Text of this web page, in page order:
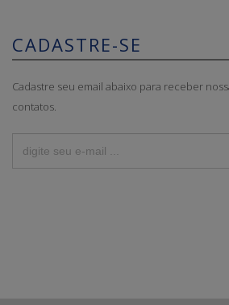
CADASTRE-SE
Cadastre seu email abaixo para receber
contatos.